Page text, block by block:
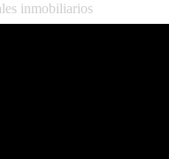
inmobiliarios